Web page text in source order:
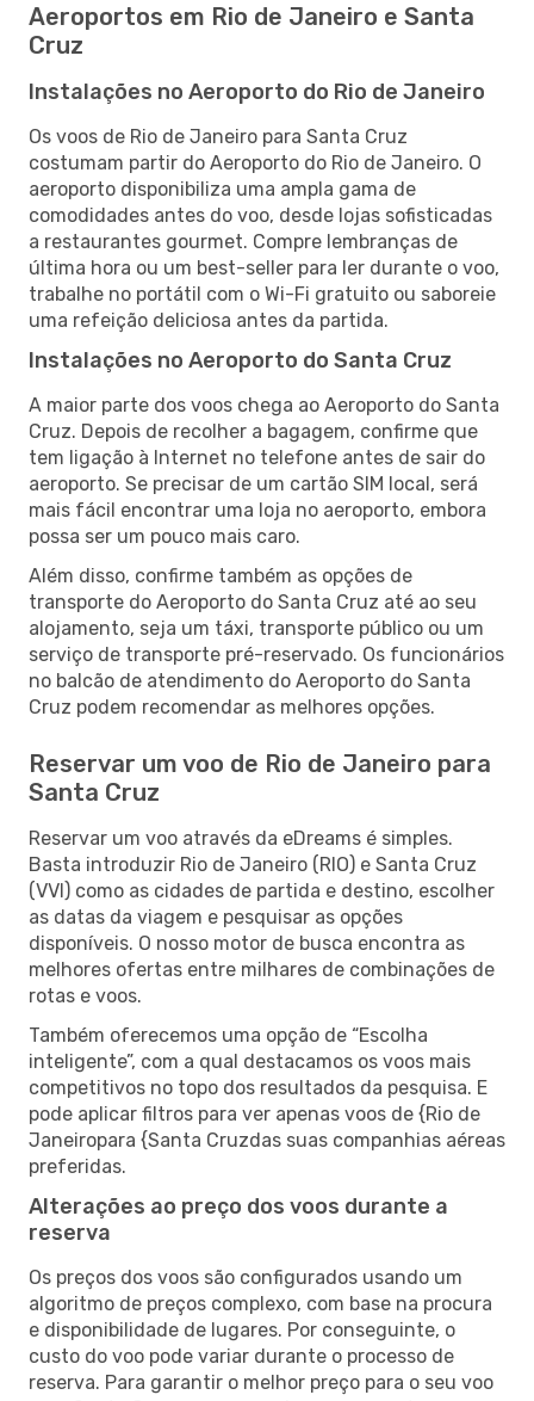
Aeroportos em Rio de Janeiro e Santa
Cruz
Instalações no Aeroporto do Rio de Janeiro
Os voos de Rio de Janeiro para Santa Cruz
costumam partir do Aeroporto do Rio de Janeiro. O
aeroporto disponibiliza uma ampla gama de
comodidades antes do voo, desde lojas sofisticadas
a restaurantes gourmet. Compre lembranças de
última hora ou um best-seller para ler durante o voo,
trabalhe no portátil com o Wi-Fi gratuito ou saboreie
uma refeição deliciosa antes da partida.
Instalações no Aeroporto do Santa Cruz
A maior parte dos voos chega ao Aeroporto do Santa
Cruz. Depois de recolher a bagagem, confirme que
tem ligação à Internet no telefone antes de sair do
aeroporto. Se precisar de um cartão SIM local, será
mais fácil encontrar uma loja no aeroporto, embora
possa ser um pouco mais caro.
Além disso, confirme também as opções de
transporte do Aeroporto do Santa Cruz até ao seu
alojamento, seja um táxi, transporte público ou um
serviço de transporte pré-reservado. Os funcionários
no balcão de atendimento do Aeroporto do Santa
Cruz podem recomendar as melhores opções.
Reservar um voo de Rio de Janeiro para
Santa Cruz
Reservar um voo através da eDreams é simples.
Basta introduzir Rio de Janeiro (RIO) e Santa Cruz
(VVI) como as cidades de partida e destino, escolher
as datas da viagem e pesquisar as opções
disponíveis. O nosso motor de busca encontra as
melhores ofertas entre milhares de combinações de
rotas e voos.
Também oferecemos uma opção de “Escolha
inteligente”, com a qual destacamos os voos mais
competitivos no topo dos resultados da pesquisa. E
pode aplicar filtros para ver apenas voos de {Rio de
Janeiropara {Santa Cruzdas suas companhias aéreas
preferidas.
Alterações ao preço dos voos durante a
reserva
Os preços dos voos são configurados usando um
algoritmo de preços complexo, com base na procura
e disponibilidade de lugares. Por conseguinte, o
custo do voo pode variar durante o processo de
reserva. Para garantir o melhor preço para o seu voo